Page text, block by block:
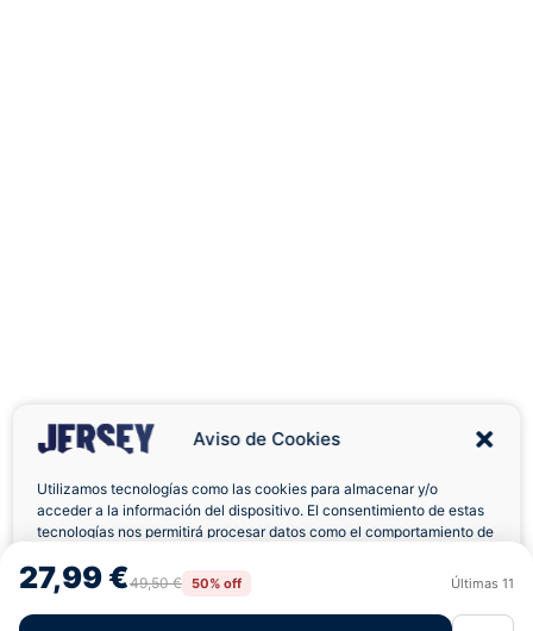
Aviso de Cookies
Utilizamos tecnologías como las cookies para almacenar y/o
acceder a la información del dispositivo. El consentimiento de estas
tecnologías nos permitirá procesar datos como el comportamiento de
retirar el consentimiento, puede afectar negativamente a ciertas
características y funciones.
Rechazar
27,99 €49,50 € 50% off Últimas 11
Envíos a Domicilio Devolución 7 Días